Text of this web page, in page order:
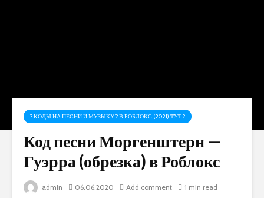
? КОДЫ НА ПЕСНИ И МУЗЫКУ ? В РОБЛОКС (2021) ТУТ ?
Код песни Моргенштерн —
Гуэрра (обрезка) в Роблокс
admin 06.06.2020 Add comment 1 min read